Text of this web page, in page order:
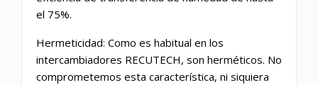
el 75%.
Hermeticidad: Como es habitual en los
intercambiadores RECUTECH, son herméticos. No
comprometemos esta característica, ni siquiera